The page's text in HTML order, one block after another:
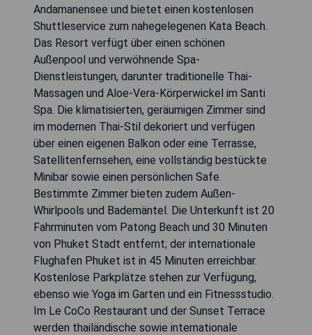
Andamanensee und bietet einen kostenlosen
Shuttleservice zum nahegelegenen Kata Beach.
Das Resort verfügt über einen schönen
Außenpool und verwöhnende Spa-
Dienstleistungen, darunter traditionelle Thai-
Massagen und Aloe-Vera-Körperwickel im Santi
Spa. Die klimatisierten, geräumigen Zimmer sind
im modernen Thai-Stil dekoriert und verfügen
über einen eigenen Balkon oder eine Terrasse,
Satellitenfernsehen, eine vollständig bestückte
Minibar sowie einen persönlichen Safe.
Bestimmte Zimmer bieten zudem Außen-
Whirlpools und Bademäntel. Die Unterkunft ist 20
Fahrminuten vom Patong Beach und 30 Minuten
von Phuket Stadt entfernt; der internationale
Flughafen Phuket ist in 45 Minuten erreichbar.
Kostenlose Parkplätze stehen zur Verfügung,
ebenso wie Yoga im Garten und ein Fitnessstudio.
Im Le CoCo Restaurant und der Sunset Terrace
werden thailändische sowie internationale